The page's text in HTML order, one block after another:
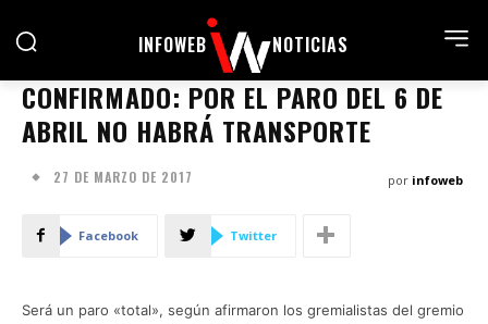
INFOWEB NOTICIAS
CONFIRMADO: POR EL PARO DEL 6 DE
ABRIL NO HABRÁ TRANSPORTE
27 DE MARZO DE 2017 por infoweb
Facebook Twitter
Será un paro «total», según afirmaron los gremialistas del gremio